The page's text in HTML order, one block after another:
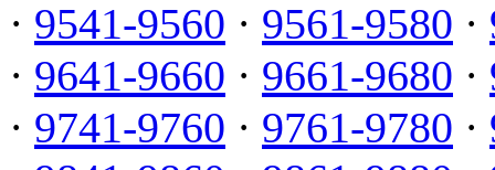
· 9541-9560 · 9561-9580 ·
· 9641-9660 · 9661-9680 ·
· 9741-9760 · 9761-9780 ·